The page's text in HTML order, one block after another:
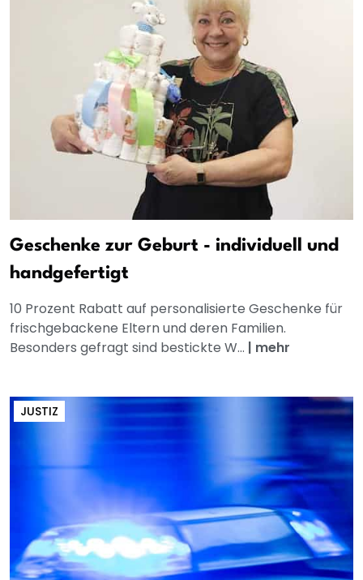
Geschenke zur Geburt - individuell und
handgefertigt
10 Prozent Rabatt auf personalisierte Geschenke für
frischgebackene Eltern und deren Familien.
Besonders gefragt sind bestickte W... | mehr
JUSTIZ